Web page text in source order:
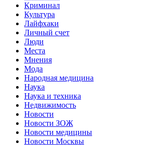
Криминал
Культура
Лайфхаки
Личный счет
Люди
Места
Мнения
Мода
Народная медицина
Наука
Наука и техника
Недвижимость
Новости
Новости ЗОЖ
Новости медицины
Новости Москвы